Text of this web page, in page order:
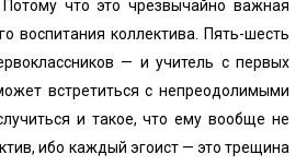
что это чрезвычайно важная
воспитания коллектива. Пять-шесть
— и учитель с первых
встретиться с непреодолимыми
и такое, что ему вообще не
ибо каждый эгоист — это трещина